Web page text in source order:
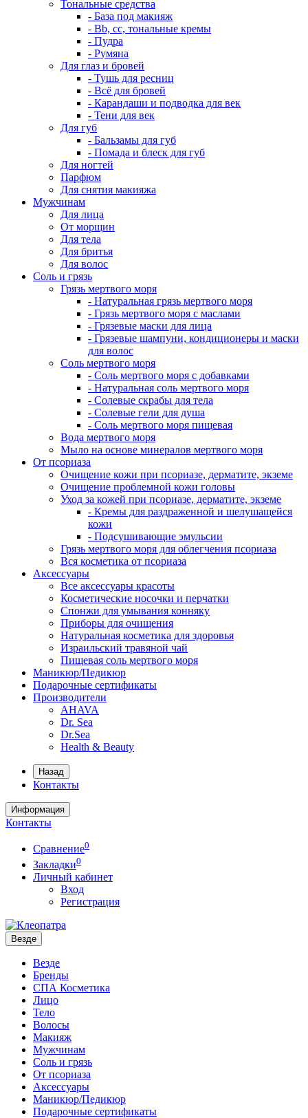
Тональные средства
- База под макияж
- Bb, cc, тональные кремы
- Пудра
- Румяна
Для глаз и бровей
- Тушь для ресниц
- Всё для бровей
- Карандаши и подводка для век
- Тени для век
Для губ
- Бальзамы для губ
- Помада и блеск для губ
Для ногтей
Парфюм
Для снятия макияжа
Мужчинам
Для лица
От морщин
Для тела
Для бритья
Для волос
Соль и грязь
Грязь мертвого моря
- Натуральная грязь мертвого моря
- Грязь мертвого моря с маслами
- Грязевые маски для лица
- Грязевые шампуни, кондиционеры и маски
для волос
Соль мертвого моря
- Соль мертвого моря с добавками
- Натуральная соль мертвого моря
- Солевые скрабы для тела
- Солевые гели для душа
- Соль мертвого моря пищевая
Вода мертвого моря
Мыло на основе минералов мертвого моря
От псориаза
Очищение кожи при псориазе, дерматите, экземе
Очищение проблемной кожи головы
Уход за кожей при псориазе, дерматите, экземе
- Кремы для раздраженной и шелушащейся
кожи
- Подсушивающие эмульсии
Грязь мертвого моря для облегчения псориаза
Вся косметика от псориаза
Аксессуары
Все аксессуары красоты
Косметические носочки и перчатки
Спонжи для умывания конняку
Приборы для очищения
Натуральная косметика для здоровья
Израильский травяной чай
Пищевая соль мертвого моря
Маникюр/Педикюр
Подарочные сертификаты
Производители
AHAVA
Dr. Sea
Dr.Sea
Health & Beauty
Назад
Контакты
Информация
Контакты
Сравнение0
Закладки0
Личный кабинет
Вход
Регистрация
Везде
Везде
Бренды
СПА Косметика
Лицо
Тело
Волосы
Макияж
Мужчинам
Соль и грязь
От псориаза
Аксессуары
Маникюр/Педикюр
Подарочные сертификаты